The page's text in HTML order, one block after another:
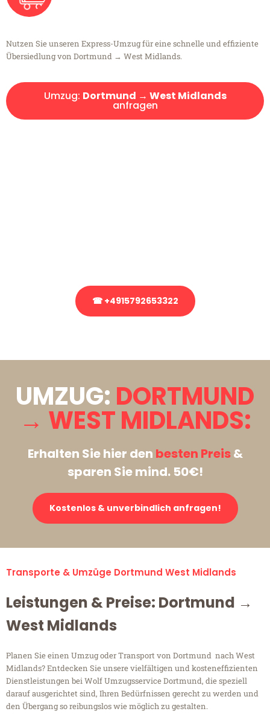
Nutzen Sie unseren Express-Umzug für eine schnelle und effiziente
Übersiedlung von Dortmund → West Midlands.
Umzug: Dortmund → West Midlands
anfragen
☎ +4915792653322
UMZUG: DORTMUND
→ WEST MIDLANDS:
Erhalten Sie hier den besten Preis&
sparen Sie mind. 50€!
Kostenlos & unverbindlich anfragen!
Transporte & Umzüge Dortmund West Midlands
Leistungen & Preise: Dortmund →
West Midlands
Planen Sie einen Umzug oder Transport von Dortmund nach West
Midlands? Entdecken Sie unsere vielfältigen und kosteneffizienten
Dienstleistungen bei Wolf Umzugsservice Dortmund, die speziell
darauf ausgerichtet sind, Ihren Bedürfnissen gerecht zu werden und
den Übergang so reibungslos wie möglich zu gestalten.